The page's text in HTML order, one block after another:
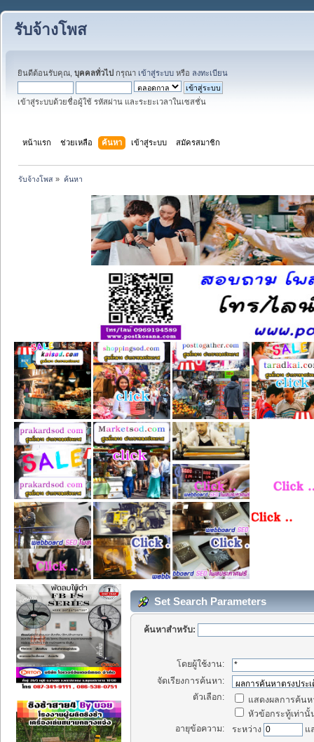
รับจ้างโพส
ยินดีต้อนรับคุณ, บุคคลทั่วไป กรุณา เข้าสู่ระบบ หรือ ลงทะเบียน
เข้าสู่ระบบด้วยชื่อผู้ใช้ รหัสผ่าน และระยะเวลาในเซสชั่น
หน้าแรก ช่วยเหลือ ค้นหา เข้าสู่ระบบ สมัครสมาชิก
รับจ้างโพส » ค้นหา
Set Search Parameters
ค้นหาสำหรับ:
โดยผู้ใช้งาน:
จัดเรียงการค้นหา:
ตัวเลือก:
แสดงผลการค้น
หัวข้อกระทู้เท่านั้
อายุข้อความ:
ระหว่าง แ